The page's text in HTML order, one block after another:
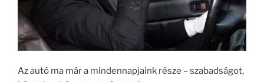
Az autó ma már a mindennapjaink része – szabadságot,